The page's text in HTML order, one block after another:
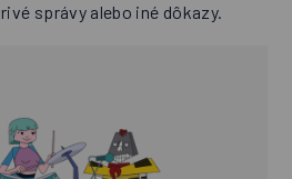
správy alebo iné dôkazy.